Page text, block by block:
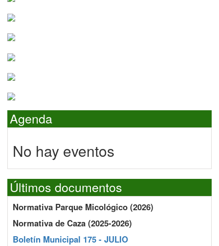
Agenda
No hay eventos
Últimos documentos
Normativa Parque Micológico (2026)
Normativa de Caza (2025-2026)
Boletín Municipal 175 - JULIO